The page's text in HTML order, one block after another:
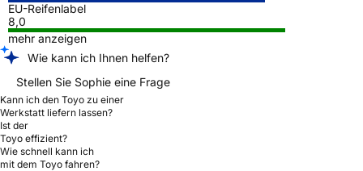
EU-Reifenlabel
8,0
mehr anzeigen
Wie kann ich Ihnen helfen?
Stellen Sie Sophie eine Frage
Kann ich den Toyo zu einer
Werkstatt liefern lassen?
Ist der
Toyo effizient?
Wie schnell kann ich
mit dem Toyo fahren?